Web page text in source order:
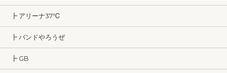
┣ アリーナ37℃
┣ バンドやろうぜ
┣ GB